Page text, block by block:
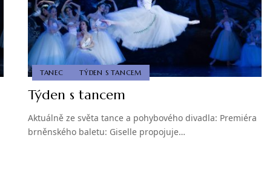
TANEC TÝDEN S TANCEM
Týden s tancem
Aktuálně ze světa tance a pohybového divadla: Premiéra
brněnského baletu: Giselle propojuje…